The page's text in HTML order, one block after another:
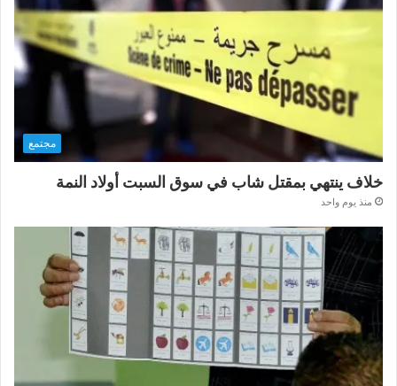
مجتمع
خلاف ينتهي بمقتل شاب في سوق السبت أولاد النمة
منذ يوم واحد